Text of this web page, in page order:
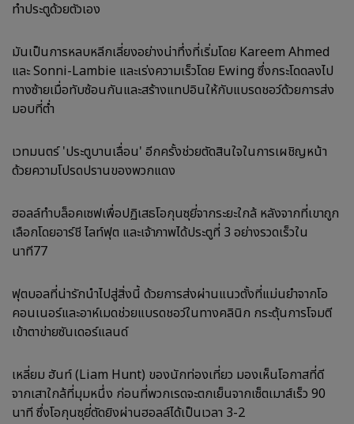
ทำประตูด้วยตัวเอง
มันเป็นการหลบหลีกเลี่ยงอย่างน่าทึ่งที่เริ่มโดย Kareem Ahmed
และ Sonni-Lambie และเร่งความเร็วโดย Ewing ซึ่งกระโดดลงไป
ทางซ้ายเมื่อทับซ้อนกันและสร้างแทปอินให้กับแบรดชอว์ด้วยการส่ง
มอบที่ต่ำ
เวทมนตร์ 'ประตูบานเลื่อน' อีกครั้งช่วยตัดสินใจในการเผชิญหน้า
ด้วยความโปรดปรานของพวกแดง
ฮอลล์ทำบล็อคเซฟเพื่อปฏิเสธโอกุนซุยี่จากระยะใกล้ หลังจากที่เขาถูก
เลือกโดยอาร์ชี ไลท์ฟุต และเจ้าภาพได้ประตูที่ 3 อย่างรวดเร็วใน
นาที77
ฟุตบอลที่น่ารักนำไปสู่สิ่งนี้ ด้วยการส่งผ่านแนวตั้งที่แม่นยำจากโอ
คอนเนอร์และอาห์เมดช่วยแบรดชอว์ในทางคลินิก กระตุ้นการโจมตี
เข้าตาข่ายซันเดอร์แลนด์
เหลี่ยม ฮันท์ (Liam Hunt) ของนักท่องเที่ยว มองเห็นโอกาสที่ดี
จากเสาใกล้ที่มุมหนึ่ง ก่อนที่พวกเรดจะตกเย็นจากเซ็ตเมาส์เร็ว 90
นาที ซึ่งโอกุนซุยี่ตัดยิงผ่านฮอลล์ได้เป็นเวลา 3-2